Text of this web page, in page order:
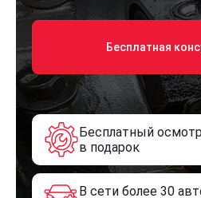
Бесплатная
Бесплатный
в подарок
В сети более 30